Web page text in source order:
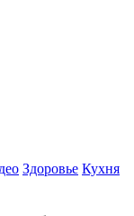
Здоровье Кухня